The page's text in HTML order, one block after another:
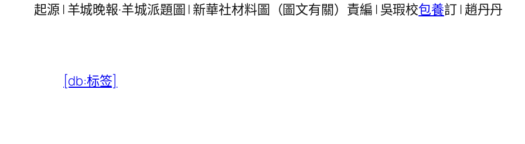
起源 | 羊城晚報·羊城派題圖 | 新華社材料圖（圖文有關）責編 | 吳瑕校包養訂 | 趙丹丹
[db:标签]